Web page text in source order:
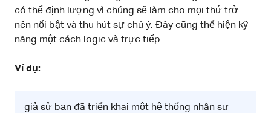
có thể định lượng vì chúng sẽ làm cho mọi thứ trở
nên nổi bật và thu hút sự chú ý. Đây cũng thể hiện kỹ
năng một cách logic và trực tiếp.
Ví dụ:
giả sử bạn đã triển khai một hệ thống nhân sự